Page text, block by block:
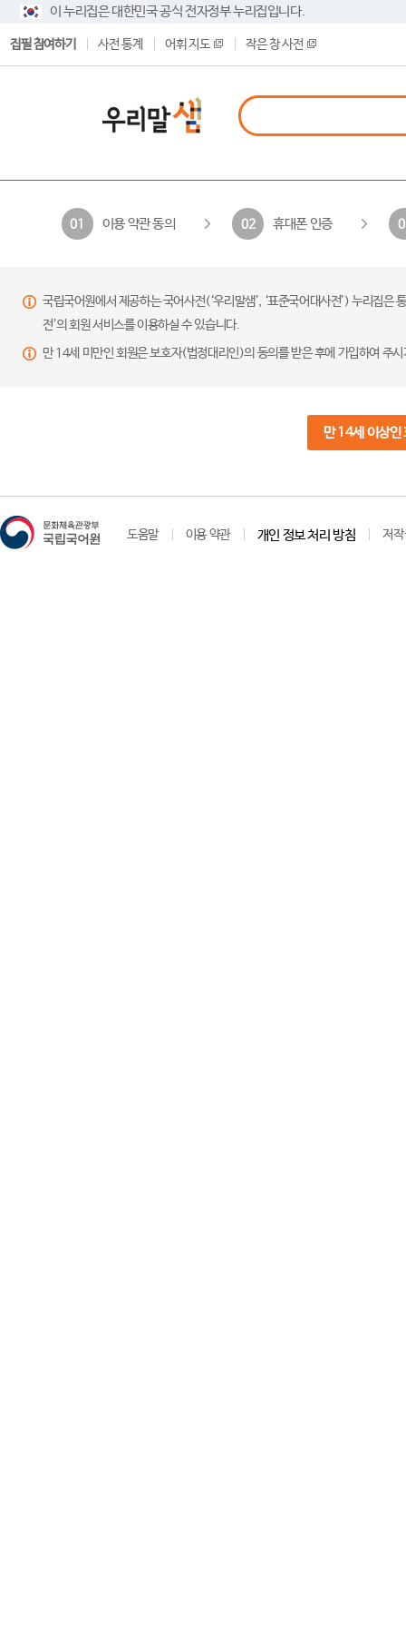
이 누리집은 대한민국 공식 전자정부 누리집입니다.
집필 참여하기 사전 통계 어휘 지도 작은 창 사전
01 이용 약관 동의 02 휴대폰 인증
국립국어원에서 제공하는 국어사전(‘우리말샘’, ‘표준국어대사전’) 누리집
전’의 회원 서비스를 이용하실 수 있습니다.
만 14세 미만인 회원은 보호자(법정대리인)의 동의를 받은 후에 가입하여 주
만 14세 이상인
도움말 이용 약관 개인 정보 처리 방침 저